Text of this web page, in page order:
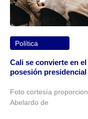
Política
Cali se convierte en
posesión
Foto cortesía
Abelardo de